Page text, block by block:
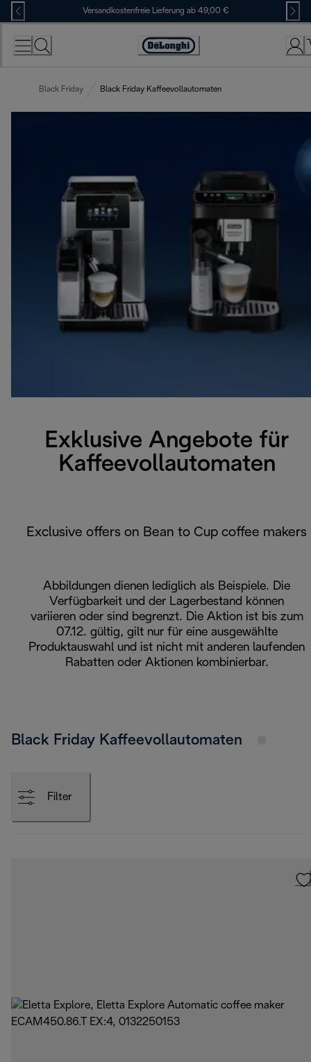
Skip
to
Content
Versandkostenfreie Lieferung ab 49,00 €
Erklärung
Zugänglichkeit
Black Friday Black Friday Kaffeevollautomaten
Exklusive Angebote für
Kaffeevollautomaten
Exclusive offers on Bean to Cup coffee makers
Abbildungen dienen lediglich als Beispiele. Die
Verfügbarkeit und der Lagerbestand können
variieren oder sind begrenzt. Die Aktion ist bis zum
07.12. gültig, gilt nur für eine ausgewählte
Produktauswahl und ist nicht mit anderen laufenden
Rabatten oder Aktionen kombinierbar.
Black Friday Kaffeevollautomaten
Filter